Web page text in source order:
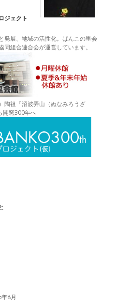
ジェクト
発展、地域の活性化。ばんこの里会
同組合連合会が運営しています。
陶祖『沼波弄山（ぬなみろうざ
開窯300年へ
8月